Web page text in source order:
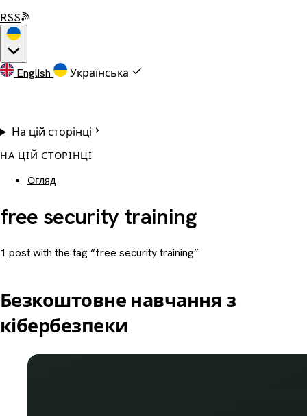
RSS
English Українська
На цій сторінці
НА ЦІЙ СТОРІНЦІ
Огляд
free security training
1 post with the tag “free security training”
Безкоштовне навчання з
кібербезпеки